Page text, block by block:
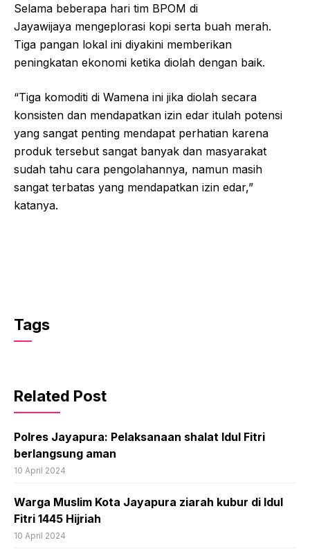
Selama beberapa hari tim BPOM di
Jayawijaya mengeplorasi kopi serta buah merah.
Tiga pangan lokal ini diyakini memberikan
peningkatan ekonomi ketika diolah dengan baik.
“Tiga komoditi di Wamena ini jika diolah secara
konsisten dan mendapatkan izin edar itulah potensi
yang sangat penting mendapat perhatian karena
produk tersebut sangat banyak dan masyarakat
sudah tahu cara pengolahannya, namun masih
sangat terbatas yang mendapatkan izin edar,”
katanya.
Tags
Related Post
Polres Jayapura: Pelaksanaan shalat Idul Fitri
berlangsung aman
10 April 2024
Warga Muslim Kota Jayapura ziarah kubur di Idul
Fitri 1445 Hijriah
10 April 2024